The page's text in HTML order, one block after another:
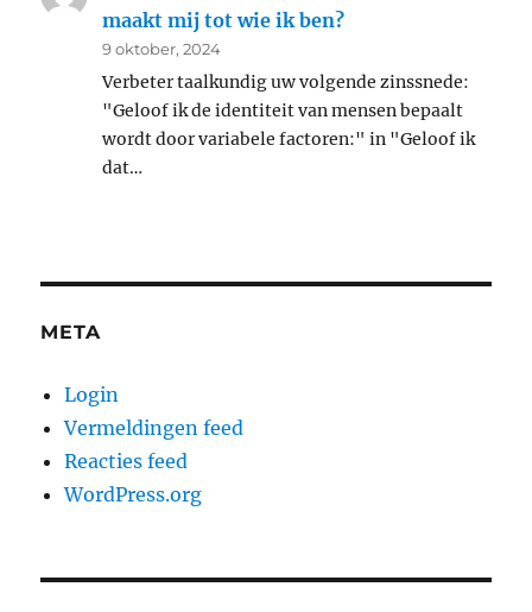
maakt mij tot wie ik ben?
9 oktober, 2024
Verbeter taalkundig uw volgende zinssnede:
"Geloof ik de identiteit van mensen bepaalt
wordt door variabele factoren:" in "Geloof ik
dat…
META
Login
Vermeldingen feed
Reacties feed
WordPress.org